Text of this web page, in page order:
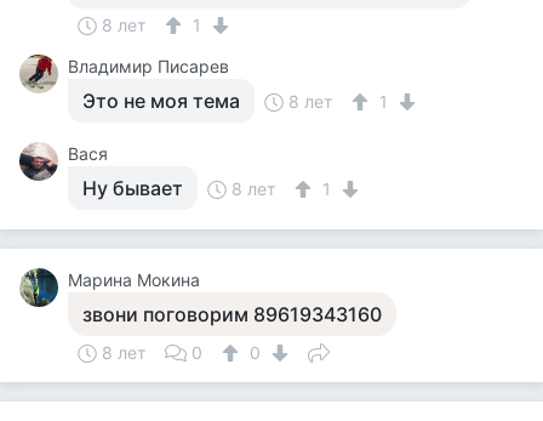
8 лет
1
Владимир Писарев
Это не моя тема 8 лет 1
Вася
Ну бывает 8 лет 1
Марина Мокина
звони поговорим 89619343160
8 лет 0 0